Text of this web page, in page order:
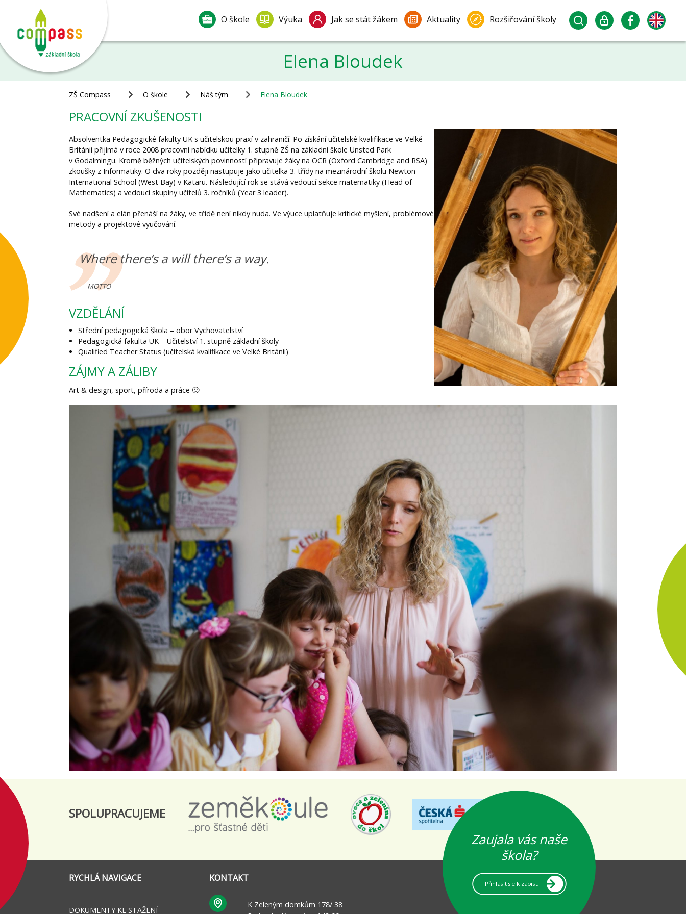
O škole Výuka Jak se stát žákem Aktuality Rozšiřování školy
Elena Bloudek
ZŠ Compass O škole Náš tým Elena Bloudek
PRACOVNÍ ZKUŠENOSTI
Absolventka Pedagogické fakulty UK s učitelskou praxí v zahraničí. Po získání učitelské kvalifikace ve Velké
Británii přijímá v roce 2008 pracovní nabídku učitelky 1. stupně ZŠ na základní škole Unsted Park
v Godalmingu. Kromě běžných učitelských povinností připravuje žáky na OCR (Oxford Cambridge and RSA)
zkoušky z Informatiky. O dva roky později nastupuje jako učitelka 3. třídy na mezinárodní školu Newton
International School (West Bay) v Kataru. Následující rok se stává vedoucí sekce matematiky (Head of
Mathematics) a vedoucí skupiny učitelů 3. ročníků (Year 3 leader).
Své nadšení a elán přenáší na žáky, ve třídě není nikdy nuda. Ve výuce uplatňuje kritické myšlení, problémové
metody a projektové vyučování.
Where there‘s a will there‘s a way.
MOTTO
VZDĚLÁNÍ
Střední pedagogická škola – obor Vychovatelství
Pedagogická fakulta UK – Učitelství 1. stupně základní školy
Qualified Teacher Status (učitelská kvalifikace ve Velké Británii)
ZÁJMY A ZÁLIBY
Art & design, sport, příroda a práce 🙂
SPOLUPRACUJEME
RYCHLÁ NAVIGACE
DOKUMENTY KE STAŽENÍ
KONTAKT
K Zeleným domkům 178/ 38
Zaujala vás naše
škola?
Přihlásit se k zápisu